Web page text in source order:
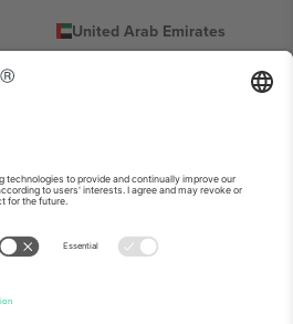
United Arab Emirates
Building A1, Office 302, Dubai,
იურიდიული პირი იცვლება